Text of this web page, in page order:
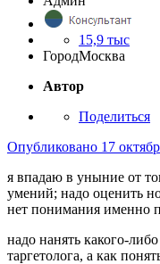
15,9 тыс
ГородМосква
Автор
Поделиться
Опубликовано 17
я впадаю в уныние от
умений; надо оценить
нет понимания именно
надо нанять какого-
таргетолога, а как